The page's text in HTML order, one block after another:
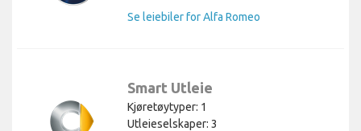
Se leiebiler for Alfa Romeo
Smart Utleie
Kjøretøytyper: 1
Utleieselskaper: 3